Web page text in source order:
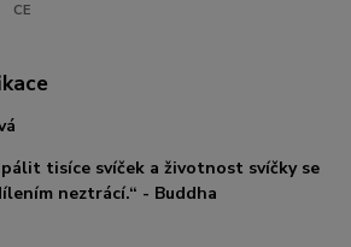
CE
tisíce svíček a životnost svíčky se
neztrácí.“ - Buddha